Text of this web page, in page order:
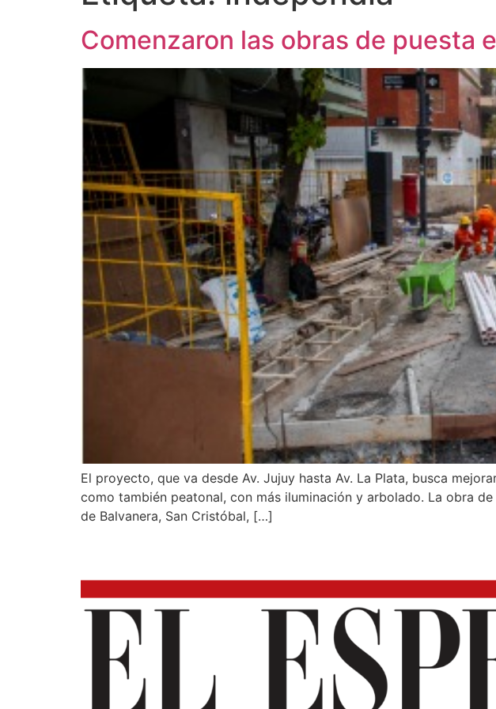
Comenzaron las obras de puesta
El proyecto, que va desde Av. Jujuy hasta Av. La Plata, busca
como también peatonal, con más iluminación y arbolado. La obra
de Balvanera, San Cristóbal, […]